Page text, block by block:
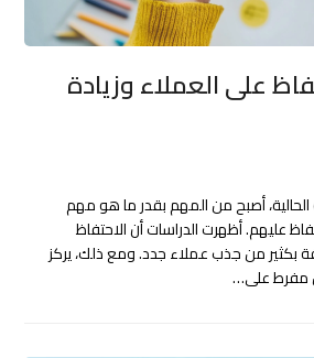
على العملاء وزيادة
الحالية، أصبح من المهم بقدر ما هو مهم
عليهم. أظهرت الدراسات أن الاحتفاظ
بكثير من جذب عملاء جدد. ومع ذلك، يركز
مفرط على…